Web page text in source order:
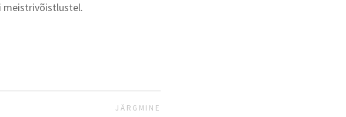
meistrivõistlustel.
JÄRGMINE